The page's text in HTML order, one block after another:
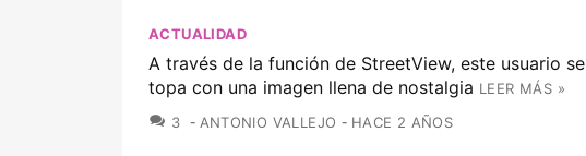
ACTUALIDAD
A través de la función de StreetView, este usuario se
topa con una imagen llena de nostalgia LEER MÁS »
3 COMENTARIOS
ANTONIO VALLEJO HACE 2 AÑOS